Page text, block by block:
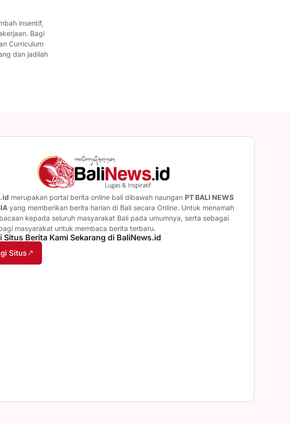
insentif,
Bagi
Curriculum
dan jadilah
merupakan portal berita online bali dibawah naungan PT BALI NEWS
yang memberikan berita harian di Bali secara Online. Untuk menamah
kepada seluruh masyarakat Bali pada umumnya, serta sebagai
masyarakat untuk membaca berita terbaru.
Situs Berita Kami Sekarang di BaliNews.id
Situs